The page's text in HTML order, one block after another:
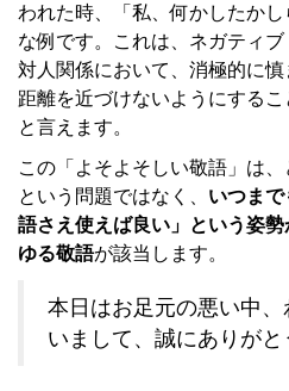
われた時、「私、何かしたか
な例です。これは、ネガティブ
対人関係において、消極的に
距離を近づけないようにする
と言えます。
この「よそよそしい敬語」は
という問題ではなく、 いつま
語さえ使えば良い」という姿
ゆる敬語が該当します。
本日はお足元の悪い中
いまして、誠にありがと